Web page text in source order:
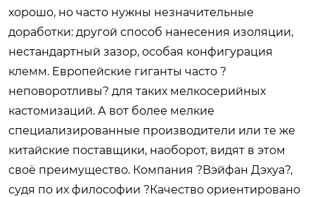
хорошо, но часто нужны незначительные
доработки: другой способ нанесения изоляции,
нестандартный зазор, особая конфигурация
клемм. Европейские гиганты часто ?
неповоротливы? для таких мелкосерийных
кастомизаций. А вот более мелкие
специализированные производители или те же
китайские поставщики, наоборот, видят в этом
своё преимущество. Компания ?Вэйфан Дэхуа?,
судя по их философии ?Качество ориентировано